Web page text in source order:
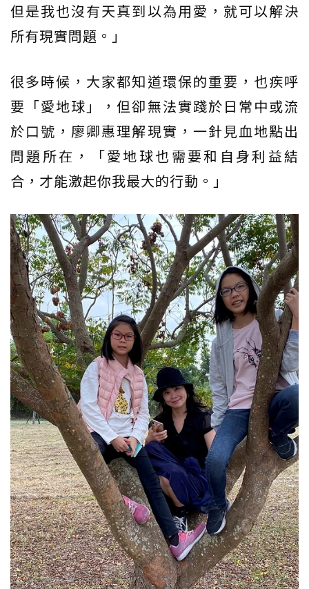
但是我也沒有天真到以為用愛，就可以解決
所有現實問題。」
很多時候，大家都知道環保的重要，也疾呼
要「愛地球」，但卻無法實踐於日常中或流
於口號，廖卿惠理解現實，一針見血地點出
問題所在，「愛地球也需要和自身利益結
合，才能激起你我最大的行動。」